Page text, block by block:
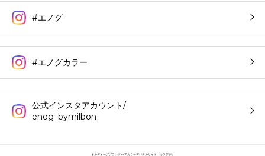
#エノグ
#エノグカラー
公式インスタアカウント/
enog_bymilbon
オルディーブブランド ヘアカラーデジタルサイト「カラデジ」